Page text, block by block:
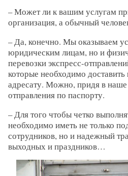
– Может ли к вашим услугам
организация, а обычный
– Да, конечно. Мы оказываем
юридическим лицам, но и
перевозки экспресс-
которые необходимо
адресату. Можно, придя в наше
отправления по паспорту.
– Для того чтобы четко
необходимо иметь не только
сотрудников, но и надежный
выходных и праздников…